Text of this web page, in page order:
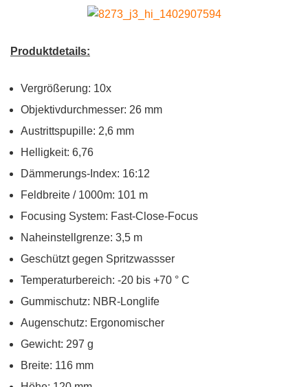
Produktdetails:
Vergrößerung: 10x
Objektivdurchmesser: 26 mm
Austrittspupille: 2,6 mm
Helligkeit: 6,76
Dämmerungs-Index: 16:12
Feldbreite / 1000m: 101 m
Focusing System: Fast-Close-Focus
Naheinstellgrenze: 3,5 m
Geschützt gegen Spritzwassser
Temperaturbereich: -20 bis +70 ° C
Gummischutz: NBR-Longlife
Augenschutz: Ergonomischer
Gewicht: 297 g
Breite: 116 mm